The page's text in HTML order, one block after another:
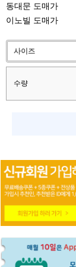
동대문 도매가
이노빌 도매가
사이즈
수량